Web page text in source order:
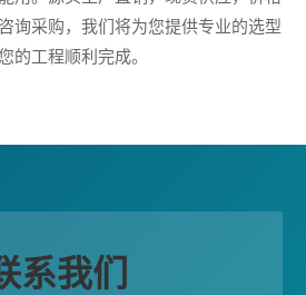
询采购，我们将为您提供专业的选型
的工程顺利完成。
系我们